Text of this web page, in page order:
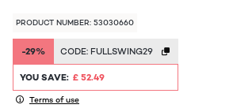
PRODUCT NUMBER: 53030660
-29% CODE: FULLSWING29
YOU SAVE: £ 52.49
Terms of use